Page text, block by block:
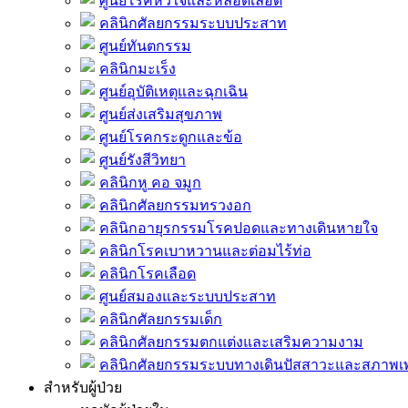
คลินิกศัลยกรรมระบบประสาท
ศูนย์ทันตกรรม
คลินิกมะเร็ง
ศูนย์อุบัติเหตุและฉุกเฉิน
ศูนย์ส่งเสริมสุขภาพ
ศูนย์โรคกระดูกและข้อ
ศูนย์รังสีวิทยา
คลินิกหู คอ จมูก
คลินิกศัลยกรรมทรวงอก
คลินิกอายุรกรรมโรคปอดและทางเดินหายใจ
คลินิกโรคเบาหวานและต่อมไร้ท่อ
คลินิกโรคเลือด
ศูนย์สมองและระบบประสาท
คลินิกศัลยกรรมเด็ก
คลินิกศัลยกรรมตกแต่งและเสริมความงาม
คลินิกศัลยกรรมระบบทางเดินปัสสาวะและสภาพเ
สำหรับผู้ป่วย